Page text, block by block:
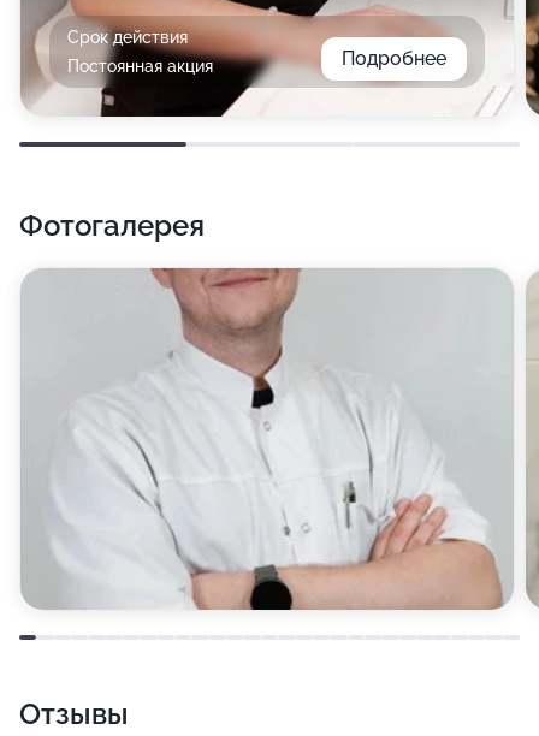
Срок действия
Постоянная акция
Подробнее
Фотогалерея
Отзывы